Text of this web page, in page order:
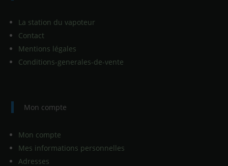
La station du vapoteur
Contact
Mentions légales
Conditions-generales-de-vente
Mon compte
Mon compte
Mes informations personnelles
Adresses